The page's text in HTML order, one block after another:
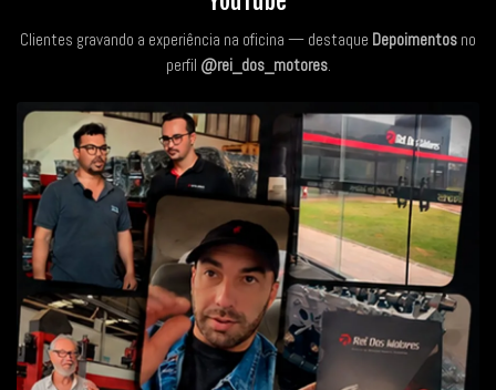
Clientes gravando a experiência na oficina — destaque Depoimentos no
perfil @rei_dos_motores.